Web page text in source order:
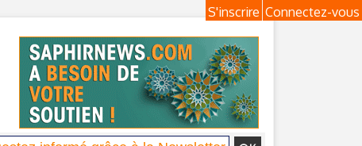
Connectez-vous
S'inscrire